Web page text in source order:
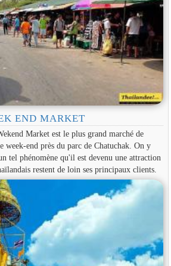
END MARKET
Market est le plus grand marché de
week-end près du parc de Chatuchak. On y
tel phénomène qu'il est devenu une attraction
restent de loin ses principaux clients.